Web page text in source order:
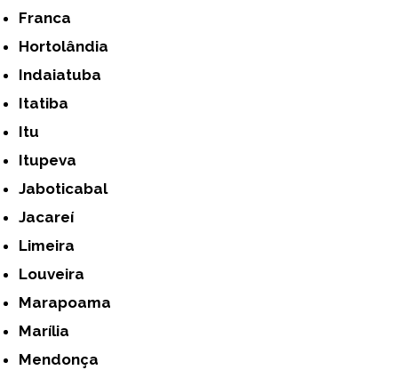
Franca
Hortolândia
Indaiatuba
Itatiba
Itu
Itupeva
Jaboticabal
Jacareí
Limeira
Louveira
Marapoama
Marília
Mendonça